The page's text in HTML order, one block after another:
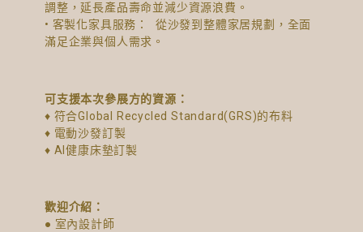
調整，延長產品壽命並減少資源浪費。
• 客製化家具服務： 從沙發到整體家居規劃，全面
滿足企業與個人需求。
可支援本次參展方的資源：
♦ 符合Global Recycled Standard(GRS)的布料
♦ 電動沙發訂製
♦ AI健康床墊訂製
歡迎介紹：
● 室內設計師